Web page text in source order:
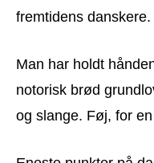
fremtidens danskere.
Man har holdt
notorisk brød
og slange. Føj, for